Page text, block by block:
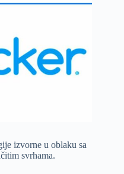
izvorne u oblaku sa
svrhama.